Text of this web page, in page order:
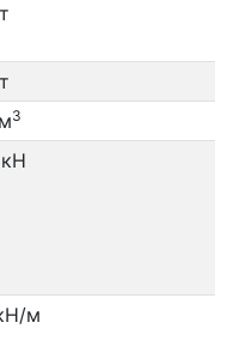
3
кН
м